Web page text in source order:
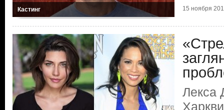
Кастинг 15 ноября
Лекса